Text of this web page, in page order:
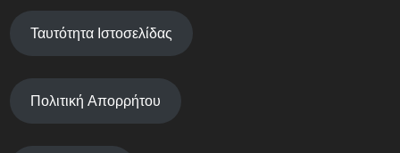
Ταυτότητα Ιστοσελίδας
Πολιτική Απορρήτου